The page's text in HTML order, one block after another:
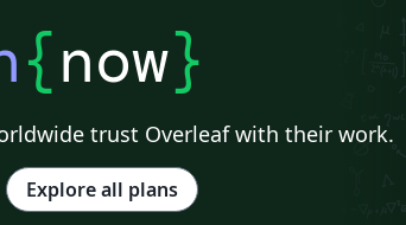
{now}
trust Overleaf with their work.
Explore all plans